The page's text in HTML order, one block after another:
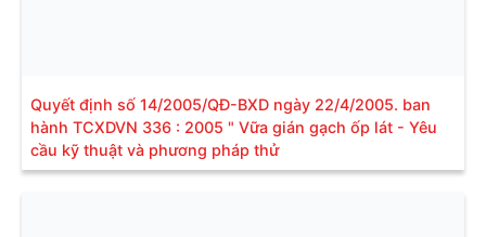
Quyết định số 14/2005/QĐ-BXD ngày 22/4/2005. ban
hành TCXDVN 336 : 2005 " Vữa gián gạch ốp lát - Yêu
cầu kỹ thuật và phương pháp thử